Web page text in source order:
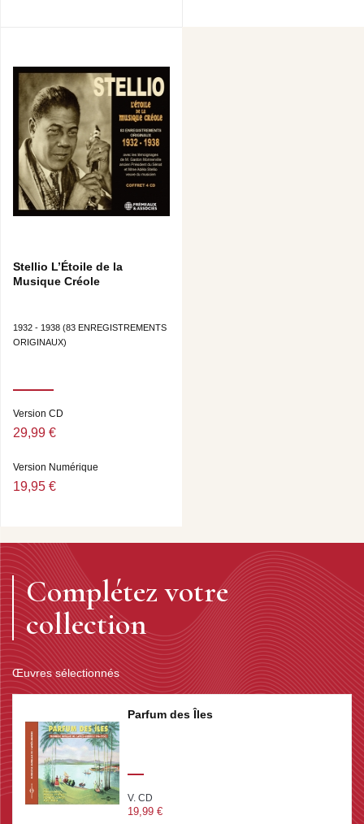
Stellio L’Étoile de la
Musique Créole
1932 - 1938 (83 ENREGISTREMENTS
ORIGINAUX)
Version CD
29,99 €
Version Numérique
19,95 €
Complétez votre
collection
Œuvres sélectionnés
Parfum des Îles
V. CD
19,99 €